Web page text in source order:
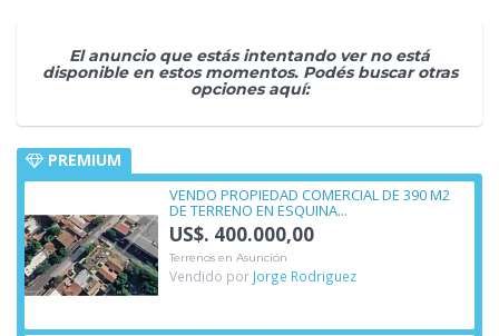
El anuncio que estás intentando ver no está
disponible en estos momentos. Podés buscar otras
opciones aquí:
PREMIUM
VENDO PROPIEDAD COMERCIAL DE 390 M2
DE TERRENO EN ESQUINA...
US$. 400.000,00
Terrenos en Asunción
Vendido por Jorge Rodriguez